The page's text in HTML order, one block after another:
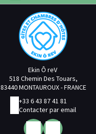
Ekin Ô reV
518 Chemin Des Touars,
83440 MONTAUROUX - FRANCE
+33 6 43 87 41 81
Contacter par email